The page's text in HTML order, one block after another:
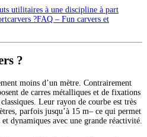
utilitaires à une discipline à part
?FAQ – Fun carvers et
?
moins d’un mètre. Contrairement
de carres métalliques et de fixations
Leur rayon de courbe est très
parfois jusqu’à 15 m– ce qui permet
dynamiques avec une grande réactivité.